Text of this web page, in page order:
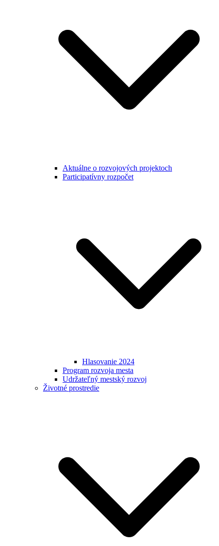
Aktuálne o rozvojových projektoch
Participatívny rozpočet
Hlasovanie 2024
Program rozvoja mesta
Udržateľný mestský rozvoj
Životné prostredie